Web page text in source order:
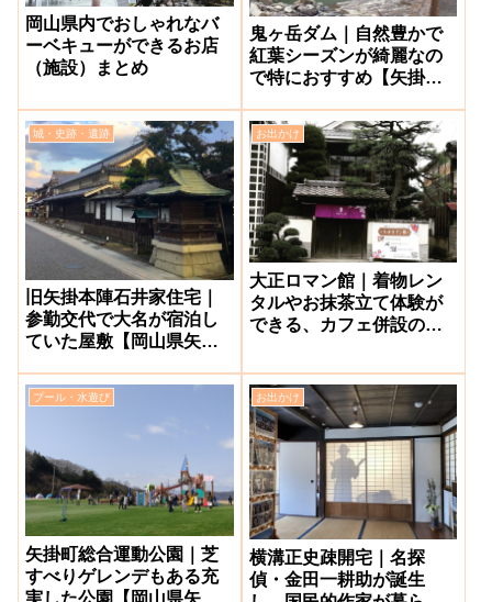
岡山県内でおしゃれなバ
ーベキューができるお店
（施設）まとめ
鬼ヶ岳ダム｜自然豊かで
紅葉シーズンが綺麗なの
で特におすすめ【矢掛
城・史跡・遺跡
旧矢掛本陣石井家住宅｜
参勤交代で大名が宿泊し
ていた屋敷【岡山県矢掛
お出かけ
大正ロマン館｜着物レン
タルやお抹茶立て体験が
できる、カフェ併設の伝
プール・水遊び
矢掛町総合運動公園｜芝
すべりゲレンデもある充
実した公園【岡山県矢掛
お出かけ
横溝正史疎開宅｜名探
偵・金田一耕助が誕生